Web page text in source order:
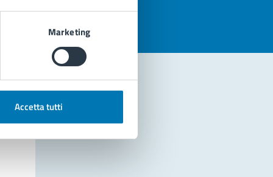
Marketing
Accetta tutti